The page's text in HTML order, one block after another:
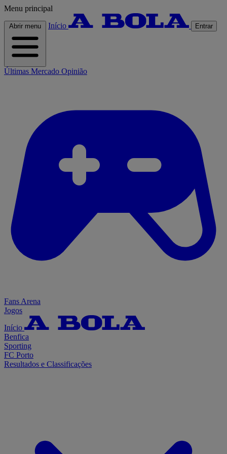
Menu principal
Abrir menu Início Entrar
Últimas Mercado Opinião
Fans Arena
Jogos
Início
Benfica
Sporting
FC Porto
Resultados e Classificações